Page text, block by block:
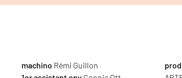
machino Rémi Guillon